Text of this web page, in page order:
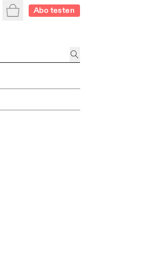
WarenkorbAbo testen